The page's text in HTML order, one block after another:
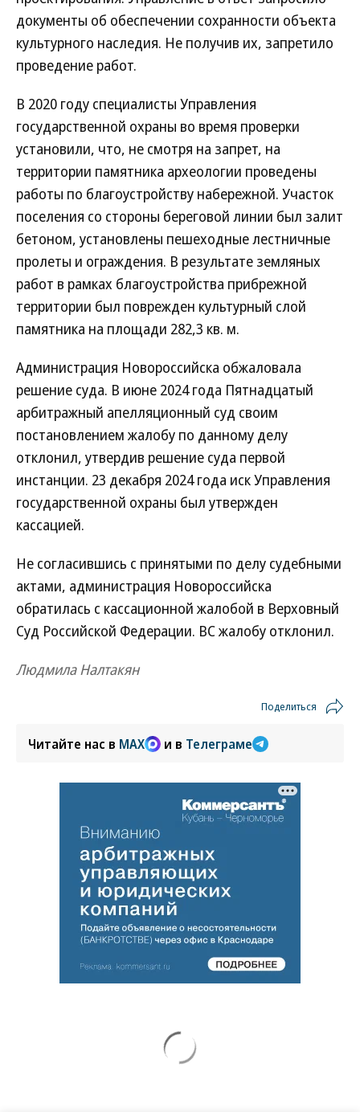
документы об обеспечении сохранности объекта
культурного наследия. Не получив их, запретило
проведение работ.
В 2020 году специалисты Управления
государственной охраны во время проверки
установили, что, не смотря на запрет, на
территории памятника археологии проведены
работы по благоустройству набережной. Участок
поселения со стороны береговой линии был залит
бетоном, установлены пешеходные лестничные
пролеты и ограждения. В результате земляных
работ в рамках благоустройства прибрежной
территории был поврежден культурный слой
памятника на площади 282,3 кв. м.
Администрация Новороссийска обжаловала
решение суда. В июне 2024 года Пятнадцатый
арбитражный апелляционный суд своим
постановлением жалобу по данному делу
отклонил, утвердив решение суда первой
инстанции. 23 декабря 2024 года иск Управления
государственной охраны был утвержден
кассацией.
Не согласившись с принятыми по делу судебными
актами, администрация Новороссийска
обратилась с кассационной жалобой в Верховный
Суд Российской Федерации. ВС жалобу отклонил.
Людмила Налтакян
Поделиться
Читайте нас в MAX и в Телеграме